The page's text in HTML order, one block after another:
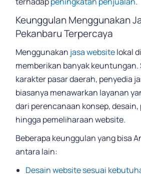
Keunggulan Menggunakan
Pekanbaru Terpercaya
Menggunakan jasa websitelokal
memberikan banyak keuntungan.
karakter pasar daerah, penyedia
biasanya menawarkan layanan
dari perencanaan konsep,
hingga pemeliharaan website.
Beberapa keunggulan yang bisa
antara lain:
Desain website sesuai